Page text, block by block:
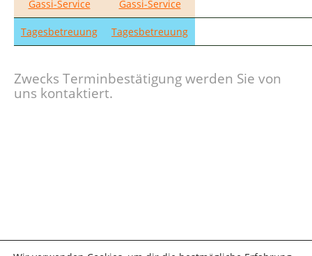
Gassi-Service Gassi-Service
Tagesbetreuung Tagesbetreuung
Zwecks Terminbestätigung werden Sie von
uns kontaktiert.